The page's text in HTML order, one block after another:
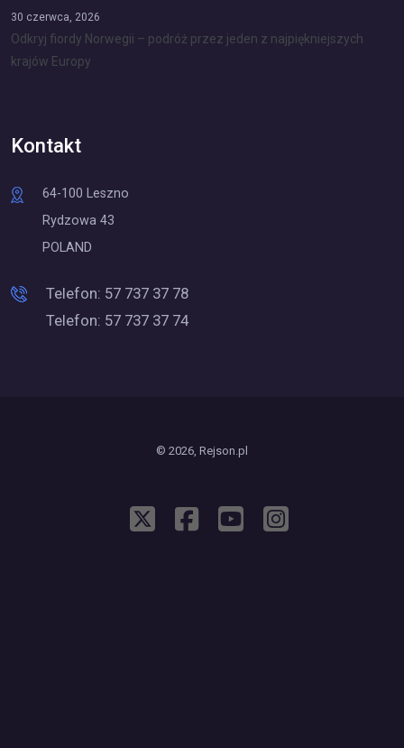
30 czerwca, 2026
Odkryj fiordy Norwegii – podróż przez jeden z najpiękniejszych
krajów Europy
Kontakt
64-100 Leszno
Rydzowa 43
POLAND
Telefon: 57 737 37 78
Telefon: 57 737 37 74
© 2026, Rejson.pl